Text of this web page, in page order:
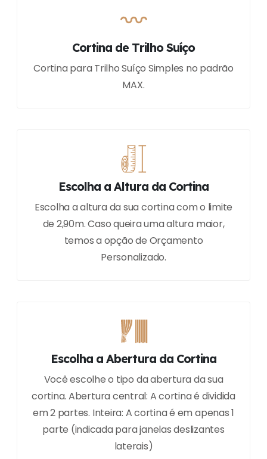
Cortina de Trilho Suíço
Cortina para Trilho Suíço Simples no padrão
MAX.
Escolha a Altura da Cortina
Escolha a altura da sua cortina com o limite
de 2,90m. Caso queira uma altura maior,
temos a opção de Orçamento
Personalizado.
Escolha a Abertura da Cortina
Você escolhe o tipo da abertura da sua
cortina. Abertura central: A cortina é dividida
em 2 partes. Inteira: A cortina é em apenas 1
parte (indicada para janelas deslizantes
laterais)